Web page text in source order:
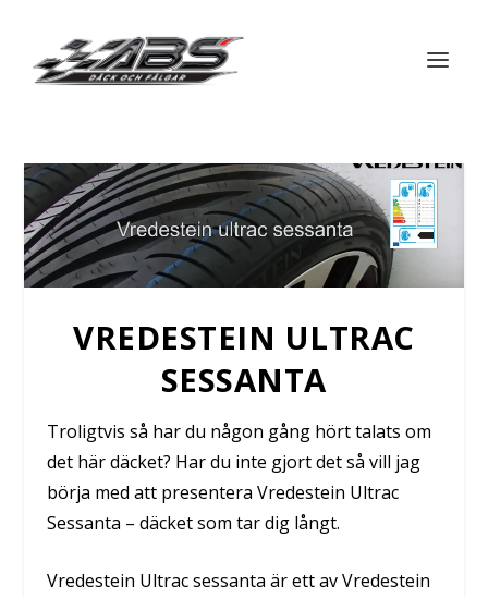
VREDESTEIN ULTRAC
SESSANTA
Troligtvis så har du någon gång hört talats om
det här däcket? Har du inte gjort det så vill jag
börja med att presentera Vredestein Ultrac
Sessanta – däcket som tar dig långt.
Vredestein Ultrac sessanta är ett av Vredestein